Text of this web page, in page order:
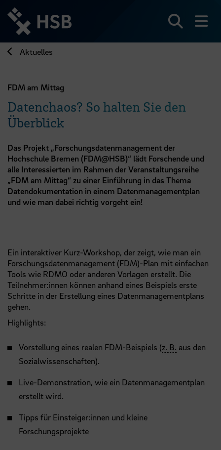
zum
Seiteninhalt
springen
Aktuelles
FDM am Mittag
Datenchaos? So halten Sie den
Überblick
Das Projekt „Forschungsdatenmanagement der
Hochschule Bremen (FDM@HSB)“ lädt Forschende und
alle Interessierten im Rahmen der Veranstaltungsreihe
„FDM am Mittag“ zu einer Einführung in das Thema
Datendokumentation in einem Datenmanagementplan
und wie man dabei richtig vorgeht ein!
Ein interaktiver Kurz-Workshop, der zeigt, wie man ein
Forschungsdatenmanagement (FDM)-Plan mit einfachen
Tools wie RDMO oder anderen Vorlagen erstellt. Die
Teilnehmer:innen können anhand eines Beispiels erste
Schritte in der Erstellung eines Datenmanagementplans
gehen.
Highlights:
Vorstellung eines realen FDM-Beispiels (z. B. aus den
Sozialwissenschaften).
Live-Demonstration, wie ein Datenmanagementplan
erstellt wird.
Tipps für Einsteiger:innen und kleine
Forschungsprojekte